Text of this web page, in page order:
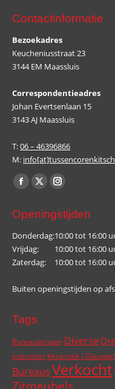
Contactinformatie
Bezoekadres
Keucheniusstraat 23
3144 EM Maassluis
Correspondentieadres
Johan Evertsenlaan 15
3143 AJ Maassluis
T:06 – 46396866
M:
Vind ons op:
Facebook
opens
in
new
window
X
opens
in
new
window
Instagram
opens
in
new
window
Openingstijden
Donderdag:10:00 tot 16:00
Vrijdag:
10:00 tot 16:00
Zaterdag:
10:00 tot 16:00
Buiten openingstijden op
Tags
Bureaulampen Diverse
Industrieel Keramiek /
BureausVerkocht
Zitmeubels